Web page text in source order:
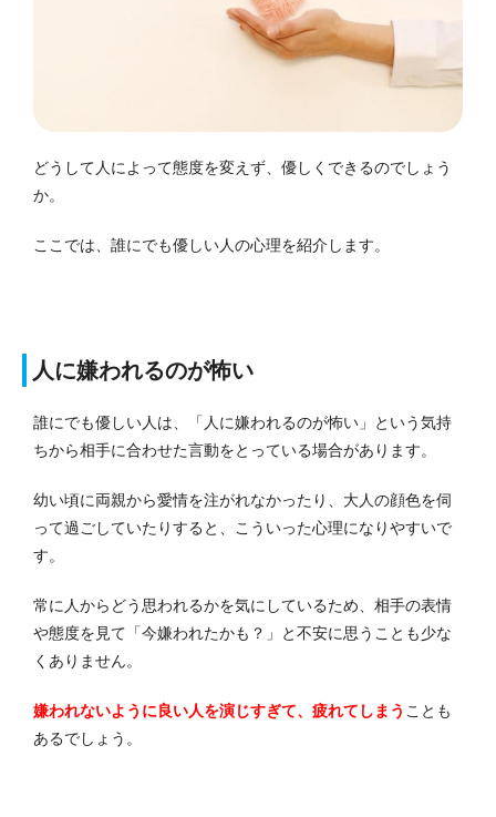
どうして人によって態度を変えず、優しくできるのでしょう
か。
ここでは、誰にでも優しい人の心理を紹介します。
人に嫌われるのが怖い
誰にでも優しい人は、「人に嫌われるのが怖い」という気持
ちから相手に合わせた言動をとっている場合があります。
幼い頃に両親から愛情を注がれなかったり、大人の顔色を伺
って過ごしていたりすると、こういった心理になりやすいで
す。
常に人からどう思われるかを気にしているため、相手の表情
や態度を見て「今嫌われたかも？」と不安に思うことも少な
くありません。
嫌われないように良い人を演じすぎて、疲れてしまう ことも
あるでしょう。